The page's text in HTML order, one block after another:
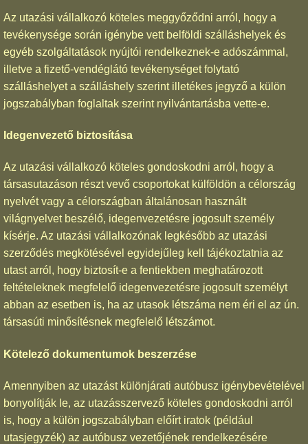
Az utazási vállalkozó köteles meggyőződni arról, hogy a
tevékenysége során igénybe vett belföldi szálláshelyek és
egyéb szolgáltatások nyújtói rendelkeznek-e adószámmal,
illetve a fizető-vendéglátó tevékenységet folytató
szálláshelyet a szálláshely szerint illetékes jegyző a külön
jogszabályban foglaltak szerint nyilvántartásba vette-e.
Idegenvezető biztosítása
Az utazási vállalkozó köteles gondoskodni arról, hogy a
társasutazáson részt vevő csoportokat külföldön a célország
nyelvét vagy a célországban általánosan használt
világnyelvet beszélő, idegenvezetésre jogosult személy
kísérje. Az utazási vállalkozónak legkésőbb az utazási
szerződés megkötésével egyidejűleg kell tájékoztatnia az
utast arról, hogy biztosít-e a fentiekben meghatározott
feltételeknek megfelelő idegenvezetésre jogosult személyt
abban az esetben is, ha az utasok létszáma nem éri el az ún.
társasúti minősítésnek megfelelő létszámot.
Kötelező dokumentumok beszerzése
Amennyiben az utazást különjárati autóbusz igénybevételével
bonyolítják le, az utazásszervező köteles gondoskodni arról
is, hogy a külön jogszabályban előírt iratok (például
utasjegyzék) az autóbusz vezetőjének rendelkezésére